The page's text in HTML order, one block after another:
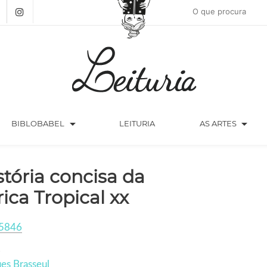
BIBLOBABEL arrow_drop_down LEITURIA AS ARTES arrow_drop_down
concisa da
Tropical xx
Brasseul